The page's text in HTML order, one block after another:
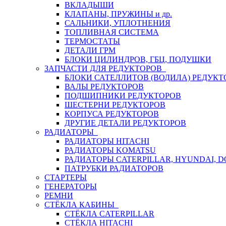
ВКЛАДЫШИ
КЛАПАНЫ, ПРУЖИНЫ и др.
САЛЬНИКИ, УПЛОТНЕНИЯ
ТОПЛИВНАЯ СИСТЕМА
ТЕРМОСТАТЫ
ДЕТАЛИ ГРМ
БЛОКИ ЦИЛИНДРОВ, ГБЦ, ПОДУШКИ
ЗАПЧАСТИ ДЛЯ РЕДУКТОРОВ
БЛОКИ САТЕЛЛИТОВ (ВОДИЛА)
ВАЛЫ РЕДУКТОРОВ
ПОДШИПНИКИ РЕДУКТОРОВ
ШЕСТЕРНИ РЕДУКТОРОВ
КОРПУСА РЕДУКТОРОВ
ДРУГИЕ ДЕТАЛИ РЕДУКТОРОВ
РАДИАТОРЫ
РАДИАТОРЫ HITACHI
РАДИАТОРЫ KOMATSU
РАДИАТОРЫ CATERPILLAR, HYUNDAI,
ПАТРУБКИ РАДИАТОРОВ
СТАРТЕРЫ
ГЕНЕРАТОРЫ
РЕМНИ
СТЁКЛА КАБИНЫ
СТЁКЛА CATERPILLAR
СТЁКЛА HITACHI